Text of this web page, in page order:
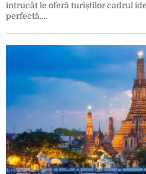
întrucât le oferă turiștilor cadrul
perfectă.…